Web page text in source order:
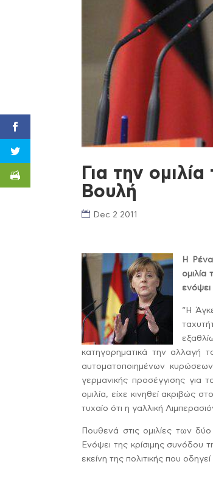
Για την
Βουλή
Dec 2 2011
Η
“Η
κατηγορηματικά την αλλαγή
αυτοματοποιημένων
γερμανικής προσέγγισης για
ομιλία, είχε κινηθεί ακριβώς
τυχαίο ότι η γαλλική
Πουθενά στις ομιλίες των
Ενόψει της κρίσιμης συνόδου
εκείνη της πολιτικής που